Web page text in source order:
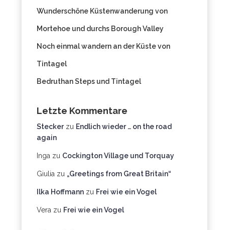
Wunderschöne Küstenwanderung von
Mortehoe und durchs Borough Valley
Noch einmal wandern an der Küste von
Tintagel
Bedruthan Steps und Tintagel
Letzte Kommentare
Steckerzu Endlich wieder … on the road
again
Inga zu Cockington Village und Torquay
Giulia zu „Greetings from Great Britain“
Ilka Hoffmann zu Frei wie ein Vogel
Vera zu Frei wie ein Vogel